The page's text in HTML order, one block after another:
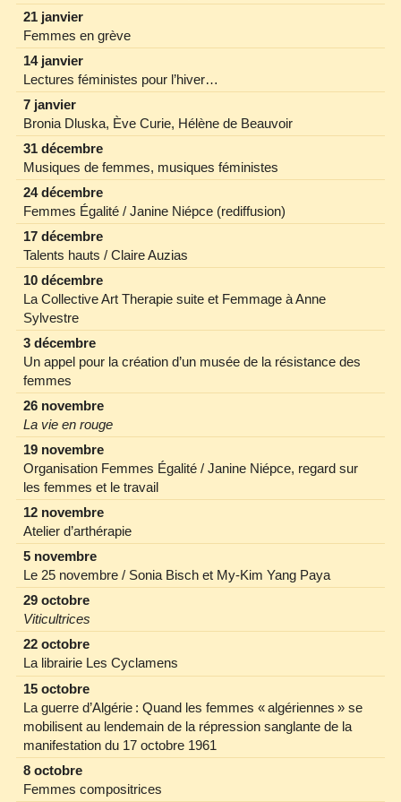
21 janvier
Femmes en grève
14 janvier
Lectures féministes pour l’hiver…
7 janvier
Bronia Dluska, Ève Curie, Hélène de Beauvoir
31 décembre
Musiques de femmes, musiques féministes
24 décembre
Femmes Égalité / Janine Niépce (rediffusion)
17 décembre
Talents hauts / Claire Auzias
10 décembre
La Collective Art Therapie suite et Femmage à Anne
Sylvestre
3 décembre
Un appel pour la création d’un musée de la résistance des
femmes
26 novembre
La vie en rouge
19 novembre
Organisation Femmes Égalité / Janine Niépce, regard sur
les femmes et le travail
12 novembre
Atelier d’arthérapie
5 novembre
Le 25 novembre / Sonia Bisch et My‐Kim Yang Paya
29 octobre
Viticultrices
22 octobre
La librairie Les Cyclamens
15 octobre
La guerre d’Algérie : Quand les femmes « algériennes » se
mobilisent au lendemain de la répression sanglante de la
manifestation du 17 octobre 1961
8 octobre
Femmes compositrices